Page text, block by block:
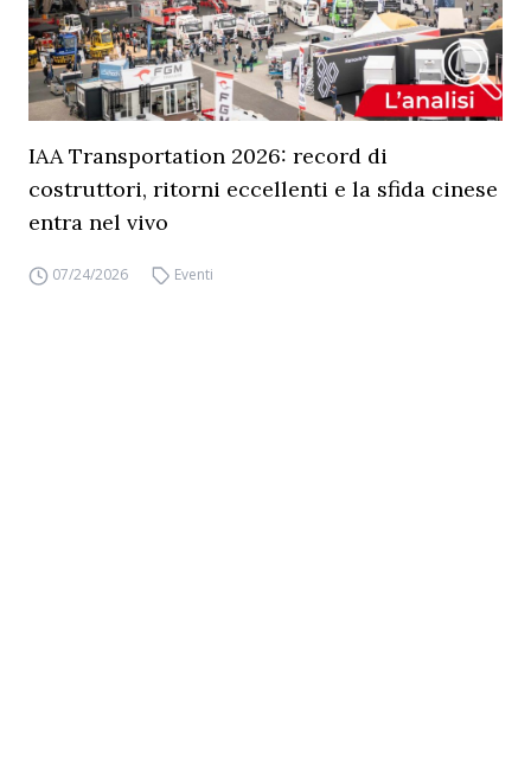
IAA Transportation 2026: record di
costruttori, ritorni eccellenti e la sfida cinese
entra nel vivo
07/24/2026 Eventi